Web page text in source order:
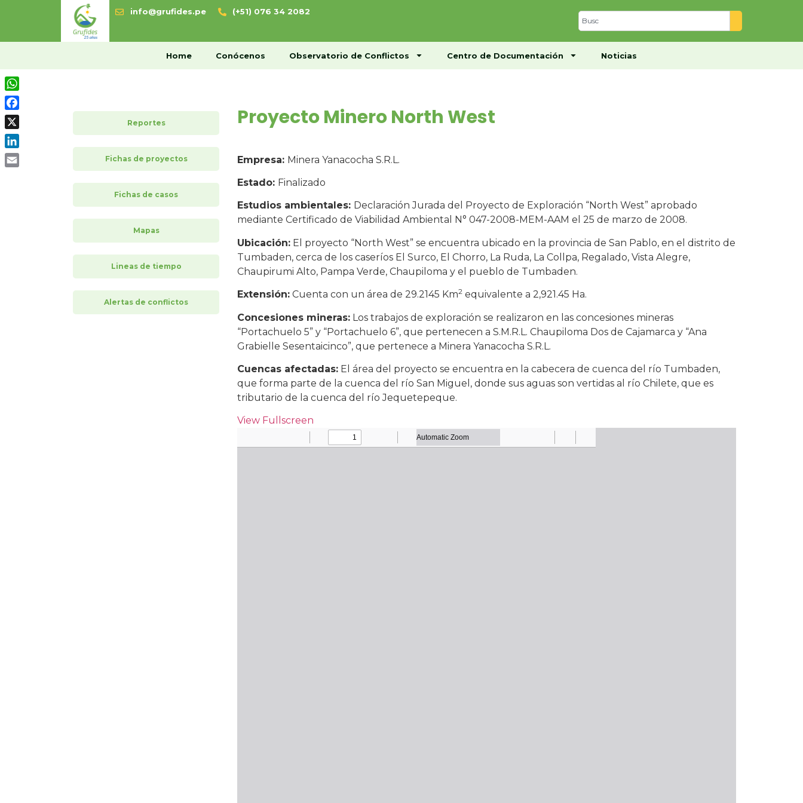
info@grufides.pe (+51) 076 34 2082
Home Conócenos Observatorio de Conflictos Centro de Documentación Noticias
Home Conócenos Centro de Documentación Noticias
Reportes
Fichas de proyectos
Fichas de casos
Mapas
Lineas de tiempo
Alertas de conflictos
Proyecto Minero North West
Empresa: Minera Yanacocha S.R.L.
Estado: Finalizado
Estudios ambientales: Declaración Jurada del Proyecto de Exploración “North West” aprobado
mediante Certificado de Viabilidad Ambiental N° 047-2008-MEM-AAM el 25 de marzo de 2008.
Ubicación: El proyecto “North West” se encuentra ubicado en la provincia de San Pablo, en el distrito de
Tumbaden, cerca de los caseríos El Surco, El Chorro, La Ruda, La Collpa, Regalado, Vista Alegre,
Chaupirumi Alto, Pampa Verde, Chaupiloma y el pueblo de Tumbaden.
Extensión: Cuenta con un área de 29.2145 Km2 equivalente a 2,921.45 Ha.
Concesiones mineras: Los trabajos de exploración se realizaron en las concesiones mineras
“Portachuelo 5” y “Portachuelo 6”, que pertenecen a S.M.R.L. Chaupiloma Dos de Cajamarca y “Ana
Grabielle Sesentaicinco”, que pertenece a Minera Yanacocha S.R.L.
Cuencas afectadas: El área del proyecto se encuentra en la cabecera de cuenca del río Tumbaden,
que forma parte de la cuenca del río San Miguel, donde sus aguas son vertidas al río Chilete, que es
tributario de la cuenca del río Jequetepeque.
View Fullscreen
WhatsApp
Facebook
X
LinkedIn